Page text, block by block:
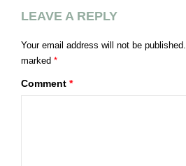
LEAVE A REPLY
Your email address will not be published.
marked *
Comment *